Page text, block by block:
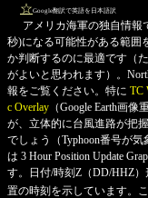
☆Google翻訳で英語を日本語訳
アメリカ海軍の独自情報
秒)になる可能性がある範囲
か判断するのに最適です（
がよいと思われます）。
報をご覧ください。特に TC
c Overlay （Google Earth画
が、立体的に台風進路が把
でしょう（Typhoon番号が
は 3 Hour Position Update
す。日付/時刻Z（DD/HHZ
置の時刻を示しています。